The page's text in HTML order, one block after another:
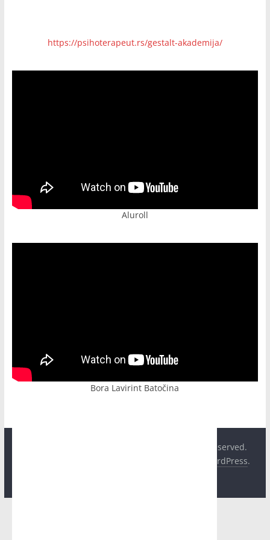
https://psihoterapeut.rs/gestalt-akademija/
Aluroll
Bora Lavirint Batočina
. All rights reserved.
WordPress.